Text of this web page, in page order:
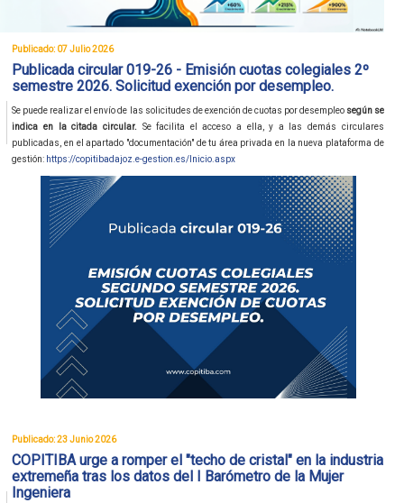
Publicado: 07 Julio 2026
Publicada circular 019-26 - Emisión cuotas colegiales 2º
semestre 2026. Solicitud exención por desempleo.
Se puede realizar el envío de las solicitudes de exención de cuotas por desempleo según se
indica en la citada circular. Se facilita el acceso a ella, y a las demás circulares
publicadas, en el apartado "documentación" de tu área privada en la nueva plataforma de
gestión: https://copitibadajoz.e-gestion.es/Inicio.aspx
Publicado: 23 Junio 2026
COPITIBA urge a romper el "techo de cristal" en la industria
extremeña tras los datos del I Barómetro de la Mujer
Ingeniera